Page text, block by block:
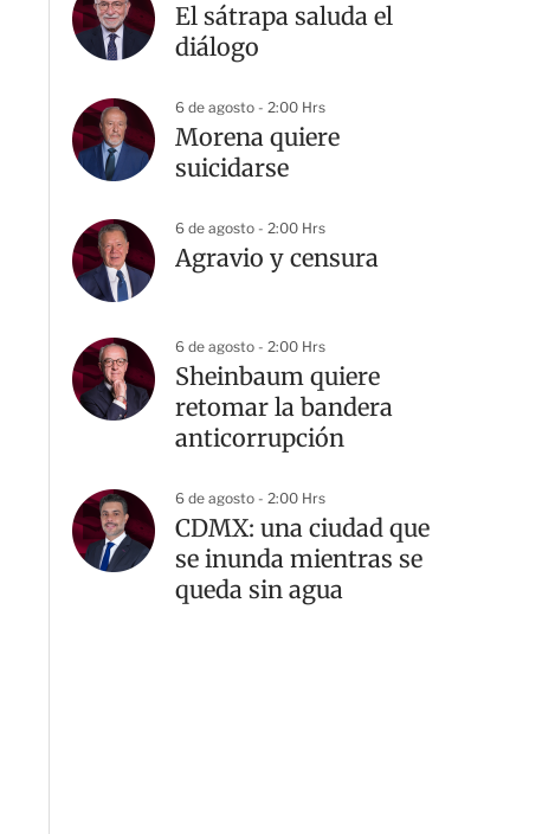
El sátrapa saluda el
diálogo
6 de agosto - 2:00 Hrs
Morena quiere
suicidarse
6 de agosto - 2:00 Hrs
Agravio y censura
6 de agosto - 2:00 Hrs
Sheinbaum quiere
retomar la bandera
anticorrupción
6 de agosto - 2:00 Hrs
CDMX: una ciudad que
se inunda mientras se
queda sin agua